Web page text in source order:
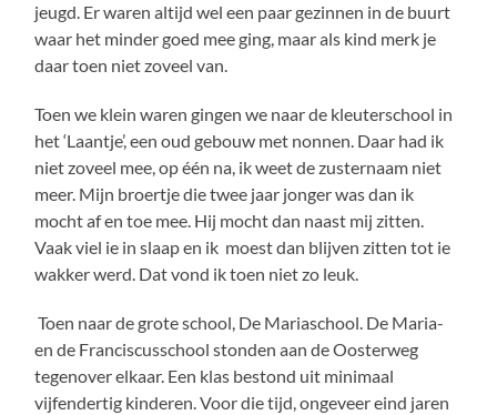
jeugd. Er waren altijd wel een paar gezinnen in de buurt
waar het minder goed mee ging, maar als kind merk je
daar toen niet zoveel van.
Toen we klein waren gingen we naar de kleuterschool in
het ‘Laantje’, een oud gebouw met nonnen. Daar had ik
niet zoveel mee, op één na, ik weet de zusternaam niet
meer. Mijn broertje die twee jaar jonger was dan ik
mocht af en toe mee. Hij mocht dan naast mij zitten.
Vaak viel ie in slaap en ik moest dan blijven zitten tot ie
wakker werd. Dat vond ik toen niet zo leuk.
Toen naar de grote school, De Mariaschool. De Maria-
en de Franciscusschool stonden aan de Oosterweg
tegenover elkaar. Een klas bestond uit minimaal
vijfendertig kinderen. Voor die tijd, ongeveer eind jaren